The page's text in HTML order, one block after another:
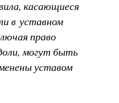
касающиеся
в уставном
право
могут быть
уставом